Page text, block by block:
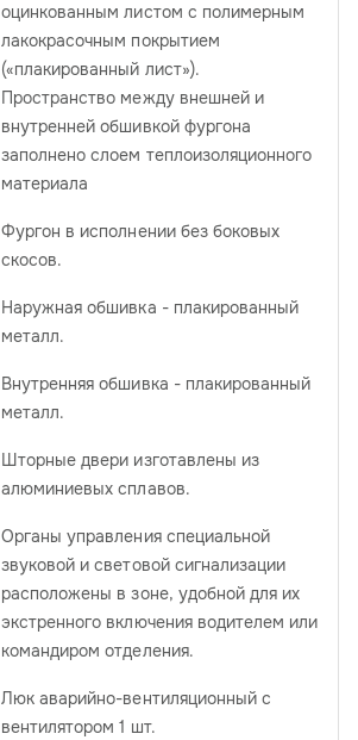
оцинкованным листом с полимерным
лакокрасочным покрытием
(«плакированный лист»).
Пространство между внешней и
внутренней обшивкой фургона
заполнено слоем теплоизоляционного
материала
Фургон в исполнении без боковых
скосов.
Наружная обшивка - плакированный
металл.
Внутренняя обшивка - плакированный
металл.
Шторные двери изготавлены из
алюминиевых сплавов.
Органы управления специальной
звуковой и световой сигнализации
расположены в зоне, удобной для их
экстренного включения водителем или
командиром отделения.
Люк аварийно-вентиляционный с
вентилятором 1 шт.